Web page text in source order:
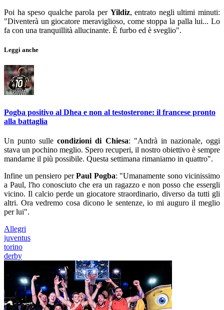
Poi ha speso qualche parola per Yildiz, entrato negli ultimi minuti:
"Diventerà un giocatore meraviglioso, come stoppa la palla lui... Lo
fa con una tranquillità allucinante. È furbo ed è sveglio".
Leggi anche
Pogba positivo al Dhea e non al testosterone: il francese pronto
alla battaglia
Un punto sullecondizioni di Chiesa: "Andrà in nazionale, oggi
stava un pochino meglio. Spero recuperi, il nostro obiettivo è sempre
mandarne il più possibile. Questa settimana rimaniamo in quattro".
Infine un pensiero perPaul Pogba: "Umanamente sono vicinissimo
a Paul, l'ho conosciuto che era un ragazzo e non posso che essergli
vicino. Il calcio perde un giocatore straordinario, diverso da tutti gli
altri. Ora vedremo cosa dicono le sentenze, io mi auguro il meglio
per lui".
Allegri
juventus
torino
derby